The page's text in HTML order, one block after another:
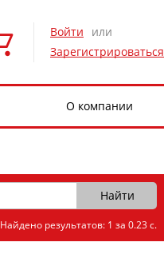
Войти
или
Зарегистрироваться
О компании
Найдено результатов: 1 за 0.23 с.